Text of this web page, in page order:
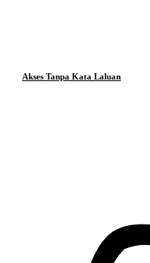
Akses Tanpa Kata Laluan